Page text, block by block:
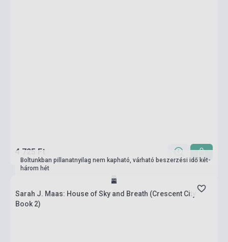
4 725 Ft
Boltunkban pillanatnyilag nem kapható, várható beszerzési idő két-
három hét
Sarah J. Maas: House of Sky and Breath (Crescent City
Book 2)